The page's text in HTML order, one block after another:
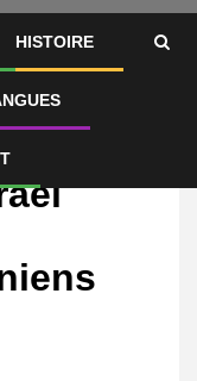
HISTOIRE